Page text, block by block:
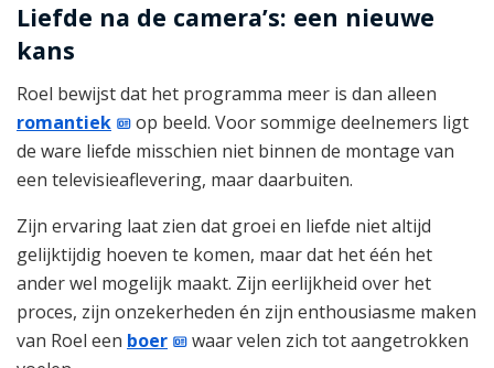
Liefde na de camera’s: een nieuwe
kans
Roel bewijst dat het programma meer is dan alleen
romantiek
op beeld. Voor sommige deelnemers ligt
de ware liefde misschien niet binnen de montage van
een televisieaflevering, maar daarbuiten.
Zijn ervaring laat zien dat groei en liefde niet altijd
gelijktijdig hoeven te komen, maar dat het één het
ander wel mogelijk maakt. Zijn eerlijkheid over het
proces, zijn onzekerheden én zijn enthousiasme maken
van Roel een boer
waar velen zich tot aangetrokken